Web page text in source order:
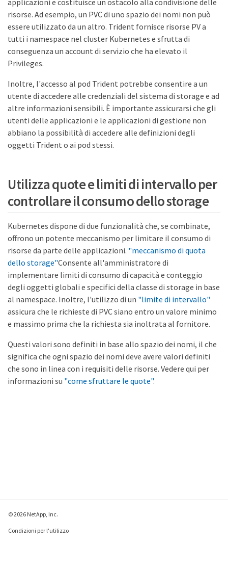
risorse. Ad esempio, un PVC di uno spazio dei nomi non può
essere utilizzato da un altro. Trident fornisce risorse PV a
tutti i namespace nel cluster Kubernetes e sfrutta di
conseguenza un account di servizio che ha elevato il
Privileges.
Inoltre, l'accesso al pod Trident potrebbe consentire a un
utente di accedere alle credenziali del sistema di storage e ad
altre informazioni sensibili. È importante assicurarsi che gli
utenti delle applicazioni e le applicazioni di gestione non
abbiano la possibilità di accedere alle definizioni degli
oggetti Trident o ai pod stessi.
Utilizza quote e limiti di intervallo per
controllare il consumo dello storage
Kubernetes dispone di due funzionalità che, se combinate,
offrono un potente meccanismo per limitare il consumo di
risorse da parte delle applicazioni. "meccanismo di quota
dello storage"Consente all'amministratore di
implementare limiti di consumo di capacità e conteggio
degli oggetti globali e specifici della classe di storage in base
al namespace. Inoltre, l'utilizzo di un "limite di intervallo"
assicura che le richieste di PVC siano entro un valore minimo
e massimo prima che la richiesta sia inoltrata al fornitore.
Questi valori sono definiti in base allo spazio dei nomi, il che
significa che ogni spazio dei nomi deve avere valori definiti
che sono in linea con i requisiti delle risorse. Vedere qui per
informazioni su "come sfruttare le quote".
© 2026 NetApp, Inc.
Condizioni per l'utilizzo